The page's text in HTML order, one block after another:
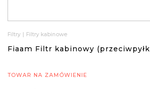
Filtry Filtry kabinowe
Fiaam Filtr kabinowy
TOWAR NA ZAMÓWIENIE